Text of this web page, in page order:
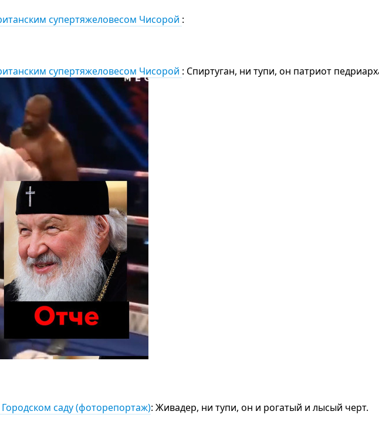
супертяжеловесом Чисорой :
супертяжеловесом Чисорой : Спиртуган, ни тупи, он патриот
саду (фоторепортаж): Живадер, ни тупи, он и рогатый и лысый черт.